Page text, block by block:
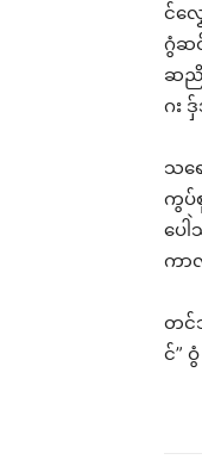
င်လၟ
ဂွံဆ
ဆညိ
ဂး
သရ
ကွပ်
ပေ
ကာ
တင်
င်”